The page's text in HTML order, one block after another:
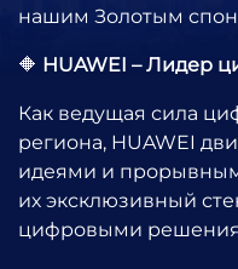
нашим Золотым
🔶 HUAWEI – Лидер
Как ведущая сила
региона, HUAWEI
идеями и
их эксклюзивный
цифровыми